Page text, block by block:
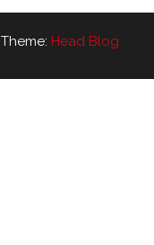
Theme: Head Blog